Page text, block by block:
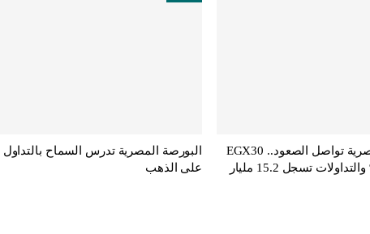
البورصة المصرية تواصل الصعود.. EGX30
يرتفع 0.75% والتداولات تسجل 15.2 مليار
البورصة المصرية تدرس السماح بالتداول
على الذهب